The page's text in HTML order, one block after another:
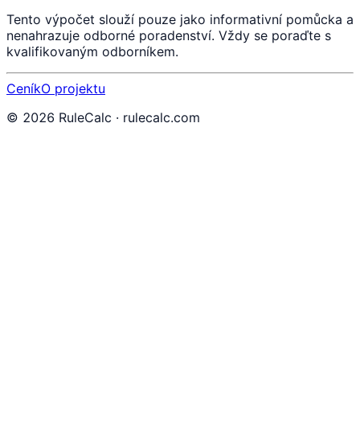
Tento výpočet slouží pouze jako informativní pomůcka a
nenahrazuje odborné poradenství. Vždy se poraďte s
kvalifikovaným odborníkem.
CeníkO projektu
© 2026 RuleCalc · rulecalc.com